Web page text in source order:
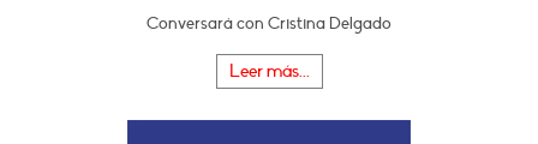
Conversará con Cristina Delgado
Leer más...